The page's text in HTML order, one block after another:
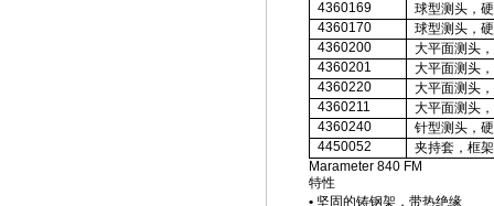
4360169
球型测头，
4360170
球型测头，
4360200
大平面测头
4360201
大平面测头
4360220
大平面测头
4360211
大平面测头
4360240
针型测头，
4450052
夹持套，框
Marameter 840 FM
特性
• 坚固的铸钢架，带热绝缘